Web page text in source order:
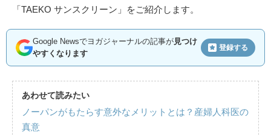
「TAEKO サンスクリーン」をご紹介します。
Google Newsでヨガジャーナルの記事が見つけ
やすくなります
登録する
あわせて読みたい
ノーパンがもたらす意外なメリットとは？産婦人科医の
真意